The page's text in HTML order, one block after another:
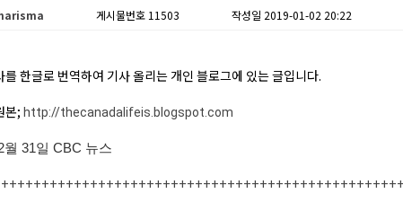
게시물번호 11503 작성일 2019-01-02 20:22
를 한글로 번역하여 기사 올리는 개인 블로그에 있는 글입니다.
본; http://thecanadalifeis.blogspot.com
월 31일 CBC 뉴스